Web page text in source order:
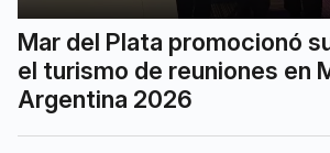
Mar del Plata promocionó
el turismo de reuniones en
Argentina 2026